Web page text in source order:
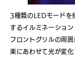
3種類のLEDモードを
するイルミネーション
フロントグリルの周
楽にあわせて光が変